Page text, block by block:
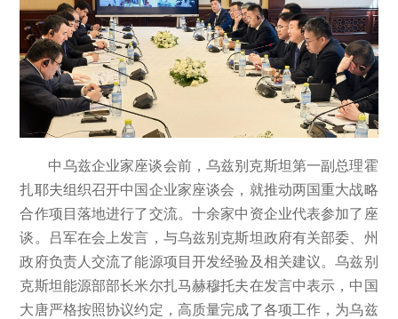
中乌兹企业家座谈会前，乌兹别克斯坦第一副总理霍
扎耶夫组织召开中国企业家座谈会，就推动两国重大战略
合作项目落地进行了交流。十余家中资企业代表参加了座
谈。吕军在会上发言，与乌兹别克斯坦政府有关部委、州
政府负责人交流了能源项目开发经验及相关建议。乌兹别
克斯坦能源部部长米尔扎马赫穆托夫在发言中表示，中国
大唐严格按照协议约定，高质量完成了各项工作，为乌兹